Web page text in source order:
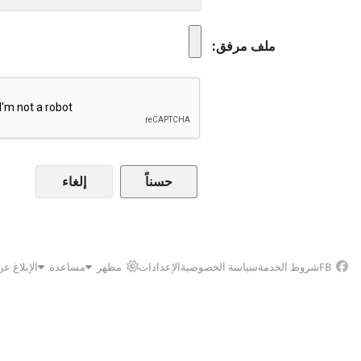
ملف مرفق
إلغاء
FBشروط الخدمةسياسة الخصوصيةالإعدادات مظهر مساعدة الإبلاغ